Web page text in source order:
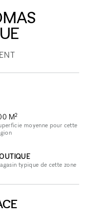
M2
moyenne pour cette
typique de cette zone